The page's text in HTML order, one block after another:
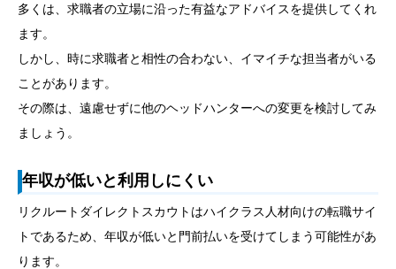
多くは、求職者の立場に沿った有益なアドバイスを提供してくれ
ます。
しかし、時に求職者と相性の合わない、イマイチな担当者がいる
ことがあります。
その際は、遠慮せずに他のヘッドハンターへの変更を検討してみ
ましょう。
年収が低いと利用しにくい
リクルートダイレクトスカウトはハイクラス人材向けの転職サイ
トであるため、年収が低いと門前払いを受けてしまう可能性があ
ります。